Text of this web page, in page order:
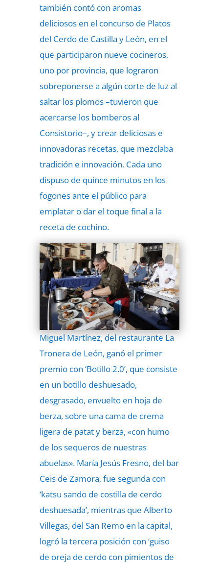
también contó con aromas
deliciosos en el concurso de Platos
del Cerdo de Castilla y León, en el
que participaron nueve cocineros,
uno por provincia, que lograron
sobreponerse a algún corte de luz al
saltar los plomos –tuvieron que
acercarse los bomberos al
Consistorio–, y crear deliciosas e
innovadoras recetas, que mezclaba
tradición e innovación. Cada uno
dispuso de quince minutos en los
fogones ante el público para
emplatar o dar el toque final a la
receta de cochino.
Miguel Martínez, del restaurante La
Tronera de León, ganó el primer
premio con ‘Botillo 2.0’, que consiste
en un botillo deshuesado,
desgrasado, envuelto en hoja de
berza, sobre una cama de crema
ligera de patat y berza, «con humo
de los sequeros de nuestras
abuelas». María Jesús Fresno, del bar
Ceis de Zamora, fue segunda con
‘katsu sando de costilla de cerdo
deshuesada’, mientras que Alberto
Villegas, del San Remo en la capital,
logró la tercera posición con ‘guiso
de oreja de cerdo con pimientos de